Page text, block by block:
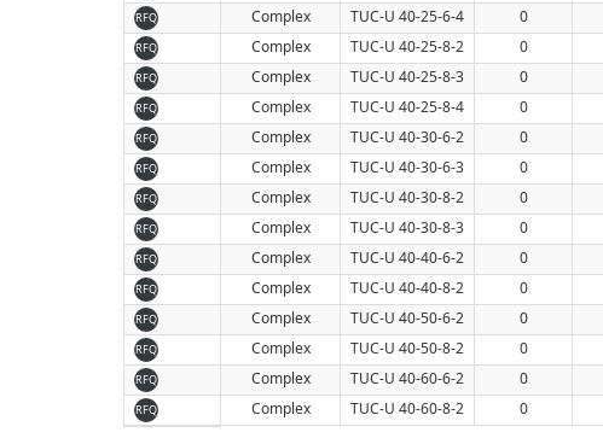
RFQ Complex TUC-U 40-25-6-4 0
RFQ Complex TUC-U 40-25-8-2 0
RFQ Complex TUC-U 40-25-8-3 0
RFQ Complex TUC-U 40-25-8-4 0
RFQ Complex TUC-U 40-30-6-2 0
RFQ Complex TUC-U 40-30-6-3 0
RFQ Complex TUC-U 40-30-8-2 0
RFQ Complex TUC-U 40-30-8-3 0
RFQ Complex TUC-U 40-40-6-2 0
RFQ Complex TUC-U 40-40-8-2 0
RFQ Complex TUC-U 40-50-6-2 0
RFQ Complex TUC-U 40-50-8-2 0
RFQ Complex TUC-U 40-60-6-2 0
RFQ Complex TUC-U 40-60-8-2 0